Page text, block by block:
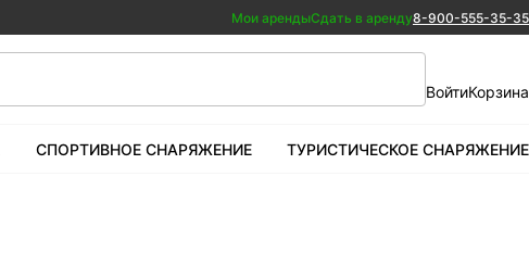
Мои арендыСдать в аренду8-900-555-35-35
ВойтиКорзина
СПОРТИВНОЕ СНАРЯЖЕНИЕ ТУРИСТИЧЕСКОЕ СНАРЯЖЕНИЕ